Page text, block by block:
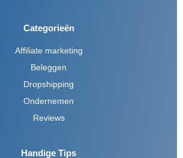
Categorieën
Affiliate marketing
Beleggen
Dropshipping
Ondernemen
Reviews
Handige Tips